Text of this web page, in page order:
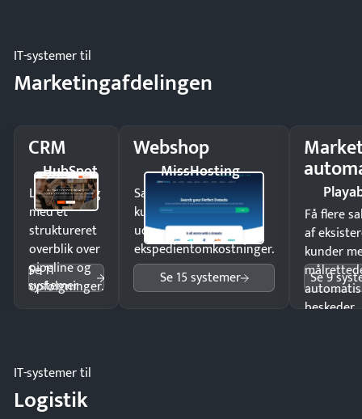
IT-systemer til
Marketingafdelingen
CRM
HubSpot
Luk flere salg
med et
struktureret
overblik over
pipeline og
opfølgninger.
Se 11
systemer
Webshop
MissHosting
Sælg produkter 24/7 til
kunder i hele landet
uden
ekspedientomkostninger.
Se 15 systemer
Få flere
af
kunder
beskeder.
Se 9
IT-systemer til
Logistik